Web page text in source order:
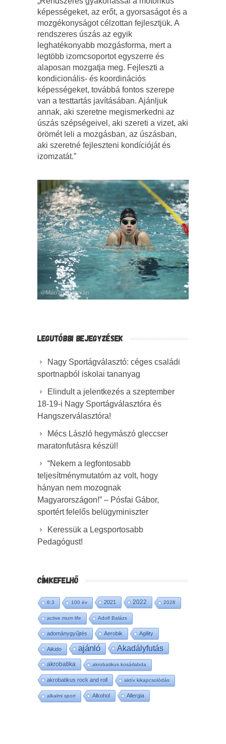
képességeket, az erőt, a gyorsaságot és a
mozgékonyságot célzottan fejlesztjük. A
rendszeres úszás az egyik
leghatékonyabb mozgásforma, mert a
legtöbb izomcsoportot egyszerre és
alaposan mozgatja meg. Fejleszti a
kondicionális- és koordinációs
képességeket, továbbá fontos szerepe
van a testtartás javításában. Ajánljuk
annak, aki szeretne megismerkedni az
úszás szépségeivel, aki szereti a vizet, aki
örömét leli a mozgásban, az úszásban,
aki szeretné fejleszteni kondícióját és
izomzatát.”
LEGUTÓBBI BEJEGYZÉSEK
Nagy Sportágválasztó: céges családi
sportnapból iskolai tananyag
Elindult a jelentkezés a szeptember
18-19-i Nagy Sportágválasztóra és
Hangszerválasztóra!
Mécs László hegymászó gleccser
maratonfutásra készül!
“Nekem a legfontosabb
teljesítménymutatóm az volt, hogy
hányan nem mozognak
Magyarországon!” – Pósfai Gábor,
sportért felelős belügyminiszter
Keressük a Legsportosabb
Pedagógust!
CÍMKEFELHŐ
6:3 100 év 2021 2022 2028
active mum life Adolf Balázs
adománygyűjtés Aerobik Agility
Aikido ajánló Akadályfutás
akrobatika akrobatikus kosárlabda
akrobatikus rock and roll aktív kikapcsolódás
alkalmi sport Alkohol Allergia